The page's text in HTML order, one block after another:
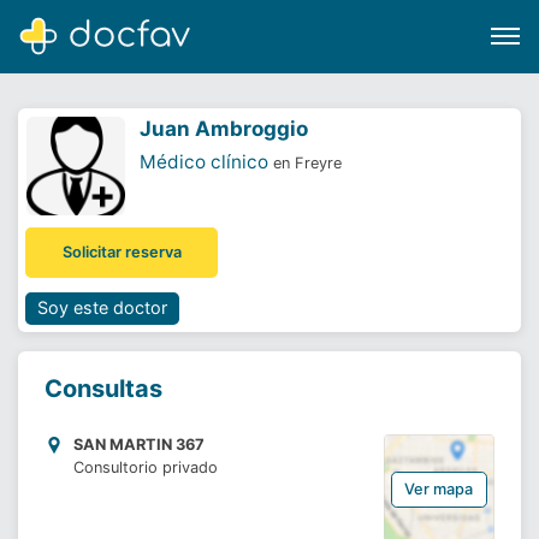
Software para clínicas
¿Eres un doctor?
Juan Ambroggio
Médico clínico en Freyre
Solicitar reserva
Soy este doctor
Consultas
SAN MARTIN 367
Consultorio privado
Ver mapa